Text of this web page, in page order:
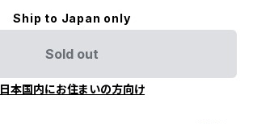
Ship to Japan only
Sold out
日本国内にお住まいの方向け